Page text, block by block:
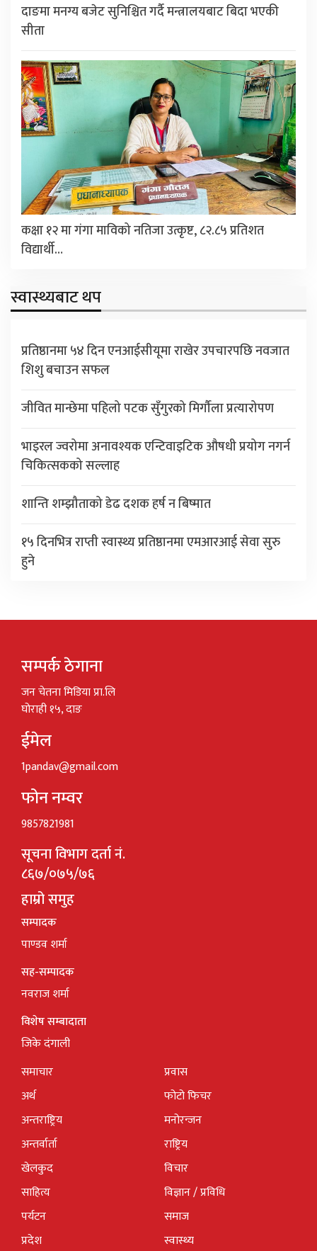
दाङमा मनग्य बजेट सुनिश्चित गर्दै मन्त्रालयबाट बिदा भएकी
सीता
कक्षा १२ मा गंगा माविको नतिजा उत्कृष्ट, ८२.८५ प्रतिशत
विद्यार्थी…
स्वास्थ्यबाट थप
प्रतिष्ठानमा ५४ दिन एनआईसीयूमा राखेर उपचारपछि नवजात
शिशु बचाउन सफल
जीवित मान्छेमा पहिलो पटक सुँगुरको मिर्गौला प्रत्यारोपण
भाइरल ज्वरोमा अनावश्यक एन्टिवाइटिक औषधी प्रयोग नगर्न
चिकित्सकको सल्लाह
शान्ति शम्झौताको डेढ दशक हर्ष न बिष्मात
१५ दिनभित्र राप्ती स्वास्थ्य प्रतिष्ठानमा एमआरआई सेवा सुरु
हुने
सम्पर्क ठेगाना
जन चेतना मिडिया प्रा.लि
घोराही १५, दाङ
ईमेल
1pandav@gmail.com
फोन नम्वर
9857821981
सूचना विभाग दर्ता नं.
८६७/०७५/७६
हाम्रो समुह
सम्पादक
पाण्डव शर्मा
सह-सम्पादक
नवराज शर्मा
विशेष सम्बादाता
जिके दंगाली
समाचार
अर्थ
अन्तराष्ट्रिय
अन्तर्वार्ता
खेलकुद
साहित्य
पर्यटन
प्रदेश
प्रवास
फोटो फिचर
मनोरन्जन
राष्ट्रिय
विचार
विज्ञान / प्रविधि
समाज
स्वास्थ्य